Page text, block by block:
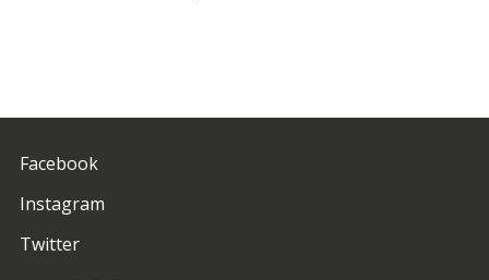
Facebook
Instagram
Twitter